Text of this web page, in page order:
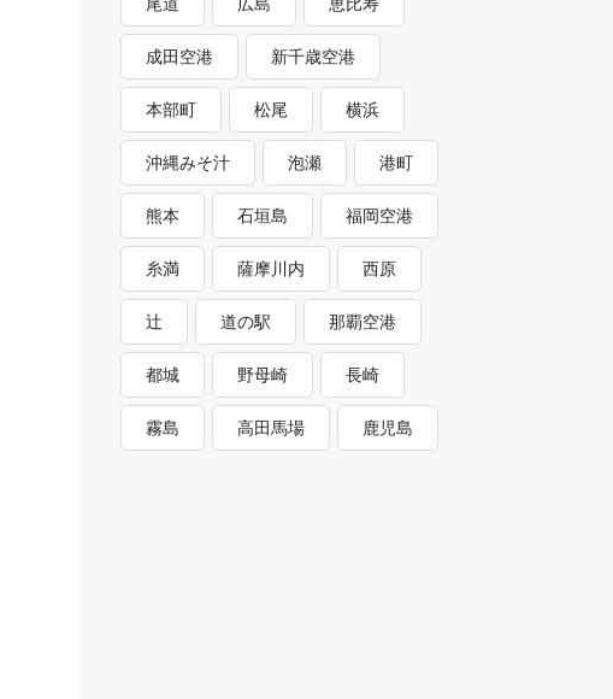
尾道 広島 恵比寿
成田空港 新千歳空港
本部町 松尾 横浜
沖縄みそ汁 泡瀬 港町
熊本 石垣島 福岡空港
糸満 薩摩川内 西原
辻 道の駅 那覇空港
都城 野母崎 長崎
霧島 高田馬場 鹿児島